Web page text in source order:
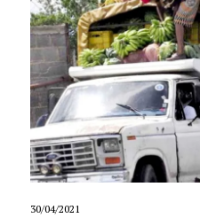
30/04/2021